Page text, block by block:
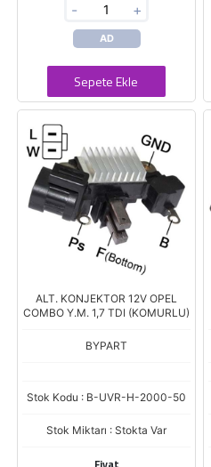
- +
AD
Sepete Ekle
ALT. KONJEKTOR 12V OPEL
COMBO Y.M. 1,7 TDI (KOMURLU)
BYPART
Stok Kodu : B-UVR-H-2000-50
Stok Miktarı : Stokta Var